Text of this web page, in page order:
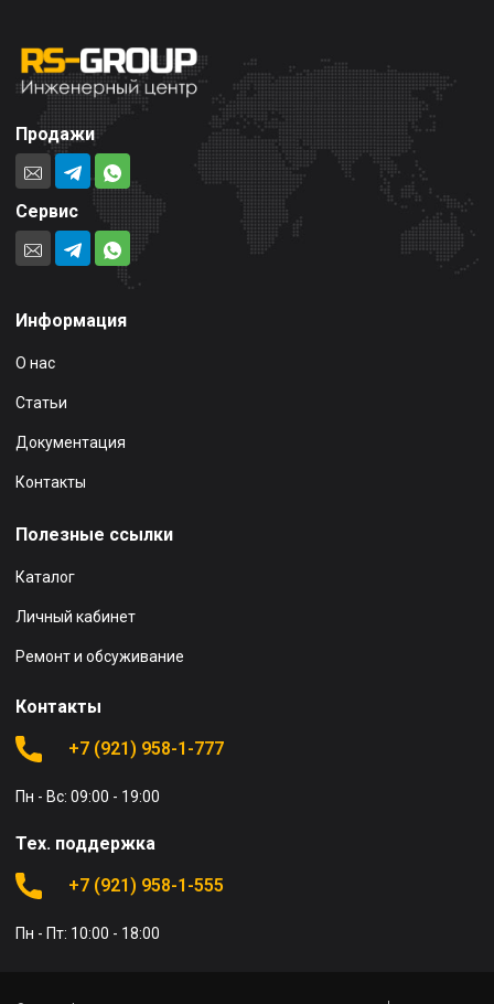
Продажи
Сервис
Информация
О нас
Статьи
Документация
Контакты
Полезные ссылки
Каталог
Личный кабинет
Ремонт и обсуживание
Контакты
+7 (921) 958-1-777
Пн - Вс: 09:00 - 19:00
Тех. поддержка
+7 (921) 958-1-555
Пн - Пт: 10:00 - 18:00